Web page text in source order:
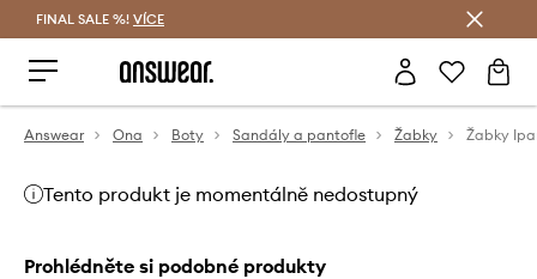
FINAL SALE %! VÍCE
Answear Ona Boty Sandály a pantofle Žabky Žabky
Tento produkt je momentálně nedostupný
Prohlédněte si podobné produkty